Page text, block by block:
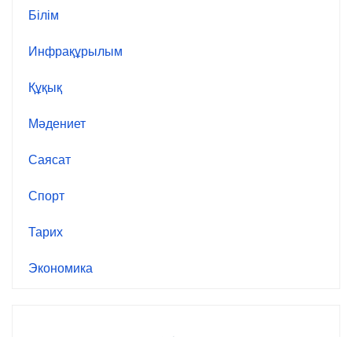
Білім
Инфрақұрылым
Құқық
Мәдениет
Саясат
Спорт
Тарих
Экономика